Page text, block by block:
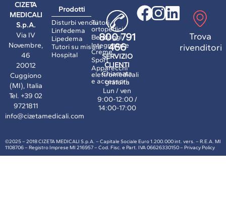
CIZETA
MEDICALI
S.p.A.
Via IV
Novembre,
46
20012
Cuggiono
(MI), Italia
Tel. +39 02
9721811
info@cizetamedicali.com
Prodotti
Disturbi venosi
Linfedema
Lipedema
Tutori su misura
Hospital
Tutori
ortopedici
Bendaggi
Integratori e
Creme
Sport
Apparecchi
elettromedicali
e accessori
800 791
466
SERVIZIO
CLIENTI
Chiamata
gratuita
Lun / ven
9:00-12:00 /
14:00-17:00
Trova
rivenditori
©2025 – 2018 CIZETA MEDICALI S.p.A. – Capitale Sociale Euro 1.200.000 int. vers. – R.E.A. MI
1108706 – Registro Imprese MI 216957 – Cod. Fisc. e Part. IVA 06626330150 – Privacy Policy